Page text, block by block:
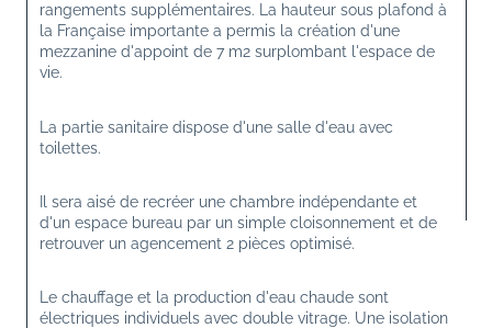
rangements supplémentaires. La hauteur sous plafond à
la Française importante a permis la création d'une
mezzanine d'appoint de 7 m2 surplombant l'espace de
vie.
La partie sanitaire dispose d'une salle d'eau avec
toilettes.
Il sera aisé de recréer une chambre indépendante et
d'un espace bureau par un simple cloisonnement et de
retrouver un agencement 2 pièces optimisé.
Le chauffage et la production d'eau chaude sont
électriques individuels avec double vitrage. Une isolation